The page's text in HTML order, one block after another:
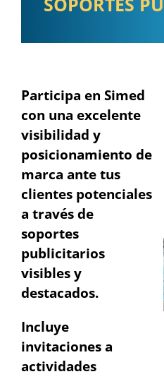
Participa en Simed
con una excelente
visibilidad y
posicionamiento de
marca ante tus
clientes potenciales
a través de
soportes
publicitarios
visibles y
destacados.
Incluye
invitaciones a
actividades